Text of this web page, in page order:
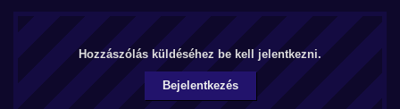
Hozzászólás küldéséhez be kell jelentkezni.
Bejelentkezés